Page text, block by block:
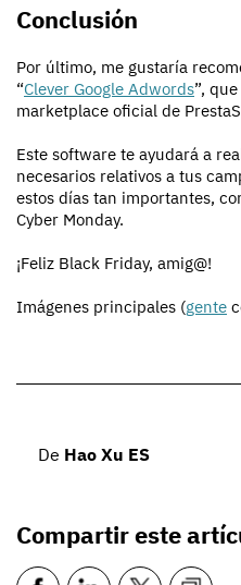
Conclusión
Por último, me gustaría
“Clever Google Adwords”,
marketplace oficial de
Este software te ayudará a
necesarios relativos a tus
estos días tan importantes,
Cyber Monday.
¡Feliz Black Friday, amig@!
Imágenes principales (gente
De Hao Xu ES
Compartir este